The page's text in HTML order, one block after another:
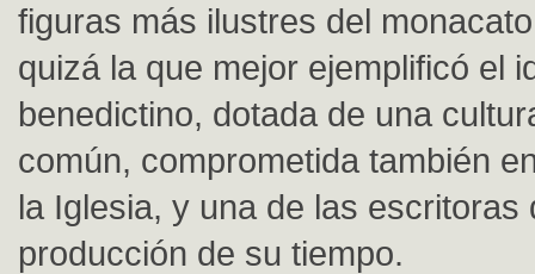
figuras más ilustres del
quizá la que mejor ejemplificó el
benedictino, dotada de una
común, comprometida también
la Iglesia, y una de las escritoras
producción de su tiempo.